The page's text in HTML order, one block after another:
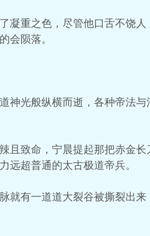
凝重之色，尽管他口舌不饶
会陨落。
神光般纵横而逝，各种帝法
且致命，宁晨提起那把赤金
远超普通的太古极道帝兵。
就有一道道大裂谷被撕裂出